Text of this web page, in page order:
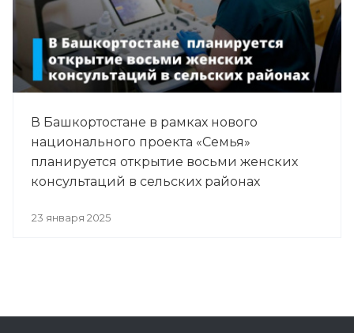
В Башкортостане в рамках нового
национального проекта «Семья»
планируется открытие восьми женских
консультаций в сельских районах
23 января 2025